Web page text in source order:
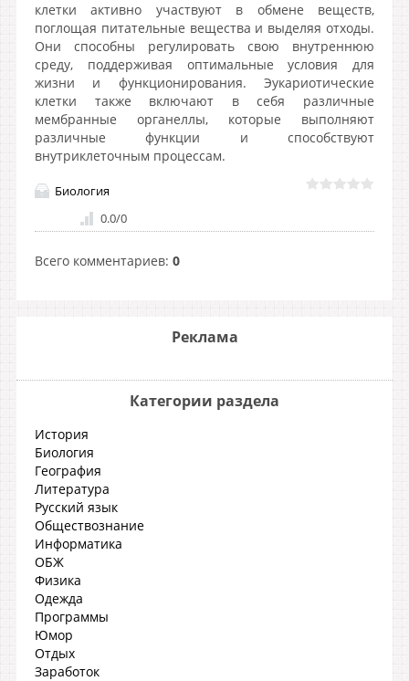
клетки активно участвуют в обмене веществ,
поглощая питательные вещества и выделяя отходы.
Они способны регулировать свою внутреннюю
среду, поддерживая оптимальные условия для
жизни и функционирования. Эукариотические
клетки также включают в себя различные
мембранные органеллы, которые выполняют
различные функции и способствуют
внутриклеточным процессам.
Биология
0.0/0
Всего комментариев: 0
Реклама
Категории раздела
История
Биология
География
Литература
Русский язык
Обществознание
Информатика
ОБЖ
Физика
Одежда
Программы
Юмор
Отдых
Заработок